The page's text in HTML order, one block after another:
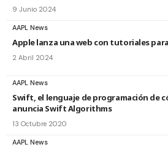
9 Junio 2024
AAPL News
Apple lanza una web con tutoriales
2 Abril 2024
AAPL News
Swift, el lenguaje de programación de
anuncia Swift Algorithms
13 Octubre 2020
AAPL News